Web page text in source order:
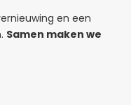
en een
Samen maken we